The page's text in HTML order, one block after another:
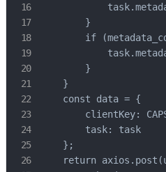
        }
if
        }
    }
    const data = {
clientKey:
        task: task
    };
return